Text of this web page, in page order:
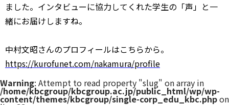
ました。 インタビューに協力してくれた学生の「声」 と一
緒にお届けしますね。
中村文昭さんのプロフィールはこちらから。
https://kurofunet.com/nakamura/profile
Warning: Attempt to read property "slug" on array in
/home/kbcgroup/kbcgroup.ac.jp/public_html/wp/wp-
content/themes/kbcgroup/single-corp_edu_kbc.phpon